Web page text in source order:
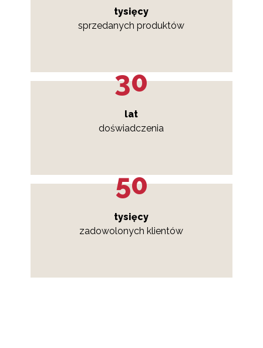
tysięcy
sprzedanych produktów
30
lat
doświadczenia
50
tysięcy
zadowolonych klientów